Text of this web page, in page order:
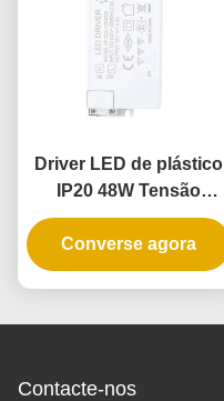
Driver LED de plástico
IP20 48W Tensão
Constante
Converse agora
Contacte-nos